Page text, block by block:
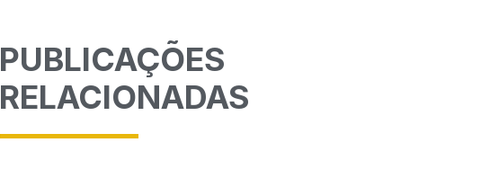
PUBLICAÇÕES
RELACIONADAS